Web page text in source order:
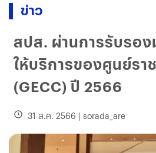
ข่าว
สปส. ผ่านการรับรอง
ให้บริการของศูนย์รา
(GECC) ปี 2566
31 ส.ค. 2566 | sorada_are